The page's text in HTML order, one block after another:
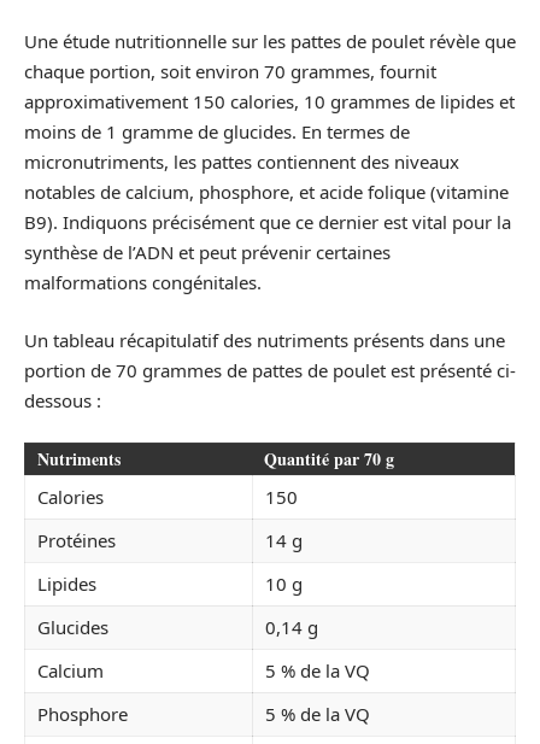
Une étude nutritionnelle sur les pattes de poulet révèle que
chaque portion, soit environ 70 grammes, fournit
approximativement 150 calories, 10 grammes de lipides et
moins de 1 gramme de glucides. En termes de
micronutriments, les pattes contiennent des niveaux
notables de calcium, phosphore, et acide folique (vitamine
B9). Indiquons précisément que ce dernier est vital pour la
synthèse de l’ADN et peut prévenir certaines
malformations congénitales.
Un tableau récapitulatif des nutriments présents dans une
portion de 70 grammes de pattes de poulet est présenté ci-
dessous :
Nutriments Quantité par 70 g
Calories
150
Protéines
14 g
Lipides
10 g
Glucides
0,14 g
Calcium
5 % de la VQ
Phosphore
5 % de la VQ